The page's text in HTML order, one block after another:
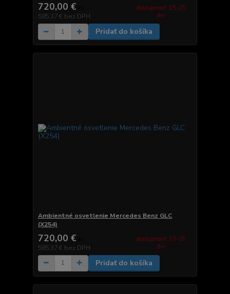
720,00 €
585,37 € bez DPH
dostupnosť: 15-25
dní
Pridať do košíka
Ambientné osvetlenie Mercedes Benz GLC
(X254)
720,00 €
585,37 € bez DPH
dostupnosť: 15-25
dní
Pridať do košíka